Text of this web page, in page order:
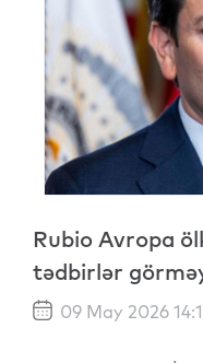
Rubio Avropa
tədbirlər
09 May 2026